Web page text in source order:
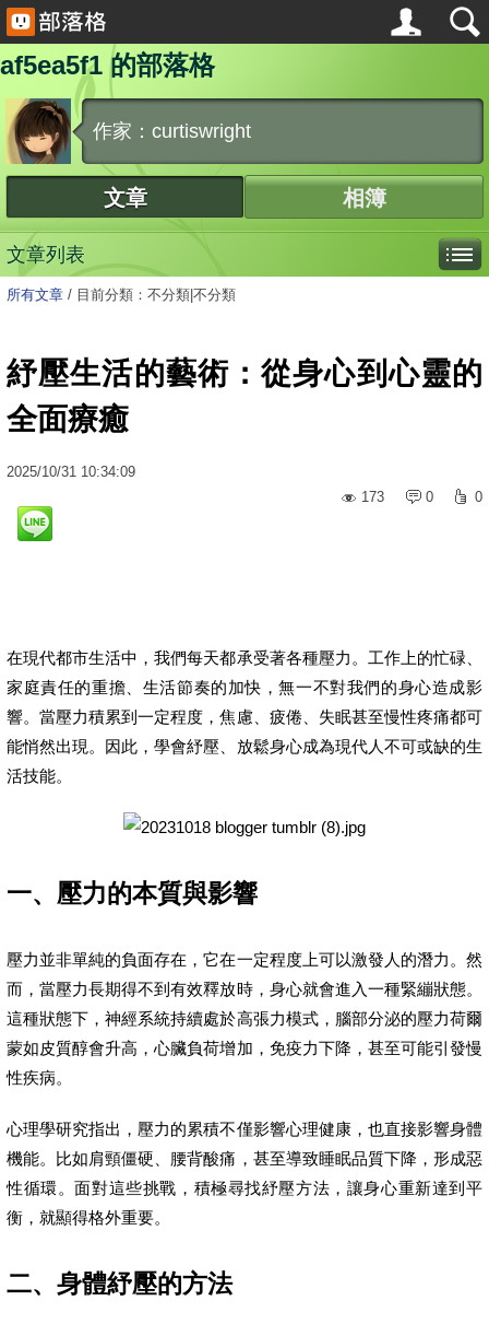
af5ea5f1 的部落格
作家：curtiswright
文章 相簿
文章列表
所有文章 / 目前分類：不分類|不分類
紓壓生活的藝術：從身心到心靈的
全面療癒
2025/10/31 10:34:09
173
0 0
在現代都市生活中，我們每天都承受著各種壓力。工作上的忙碌、
家庭責任的重擔、生活節奏的加快，無一不對我們的身心造成影
響。當壓力積累到一定程度，焦慮、疲倦、失眠甚至慢性疼痛都可
能悄然出現。因此，學會紓壓、放鬆身心成為現代人不可或缺的生
活技能。
一、壓力的本質與影響
壓力並非單純的負面存在，它在一定程度上可以激發人的潛力。然
而，當壓力長期得不到有效釋放時，身心就會進入一種緊繃狀態。
這種狀態下，神經系統持續處於高張力模式，腦部分泌的壓力荷爾
蒙如皮質醇會升高，心臟負荷增加，免疫力下降，甚至可能引發慢
性疾病。
心理學研究指出，壓力的累積不僅影響心理健康，也直接影響身體
機能。比如肩頸僵硬、腰背酸痛，甚至導致睡眠品質下降，形成惡
性循環。面對這些挑戰，積極尋找紓壓方法，讓身心重新達到平
衡，就顯得格外重要。
二、身體紓壓的方法